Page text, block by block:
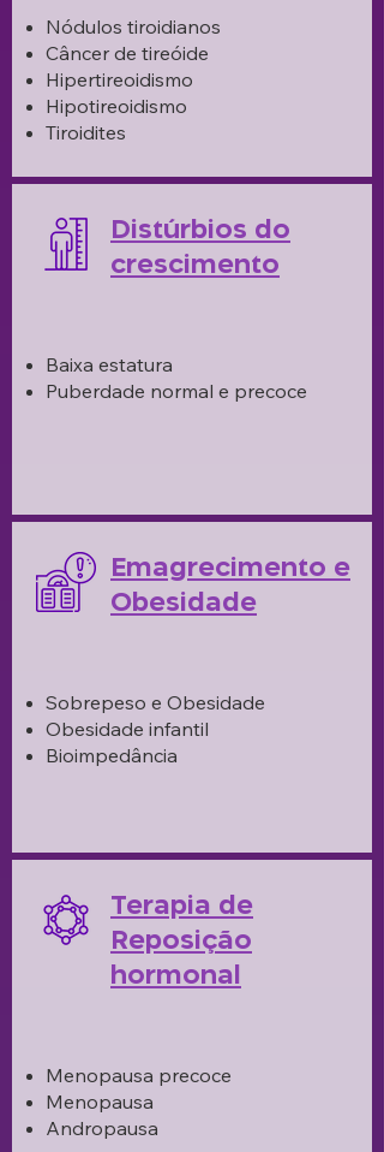
Nódulos tiroidianos
Câncer de tireóide
Hipertireoidismo
Hipotireoidismo
Tiroidites
Distúrbios do
crescimento
Baixa estatura
Puberdade normal e precoce
Emagrecimento e
Obesidade
Sobrepeso e Obesidade
Obesidade infantil
Bioimpedância
Terapia de
Reposição
hormonal
Menopausa precoce
Menopausa
Andropausa